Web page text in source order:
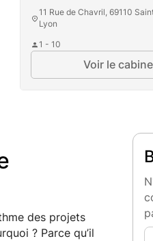
11 Rue de Chavril, 69110
Lyon
1 - 10
Voir le
des projets
? Parce qu’il